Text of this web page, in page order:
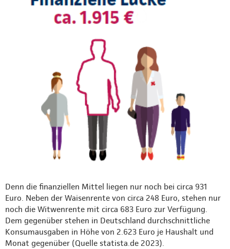
Denn die finanziellen Mittel liegen nur noch bei circa 931
Euro. Neben der Waisenrente von circa 248 Euro, stehen nur
noch die Witwenrente mit circa 683 Euro zur Verfügung.
Dem gegenüber stehen in Deutschland durchschnittliche
Konsumausgaben in Höhe von 2.623 Euro je Haushalt und
Monat gegenüber (Quelle statista.de 2023).